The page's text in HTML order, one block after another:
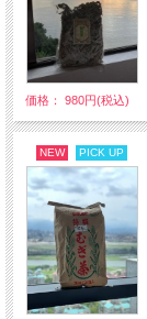
価格： 980円(税込)
NEW PICK UP